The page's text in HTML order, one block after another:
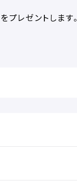
レゼントします。